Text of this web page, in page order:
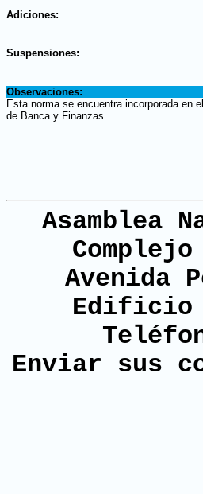
Adiciones:
Suspensiones:
Observaciones:
Esta norma se encuentra incorporada en
de Banca y Finanzas.
Asamblea
Avenida
Edificio
Enviar sus